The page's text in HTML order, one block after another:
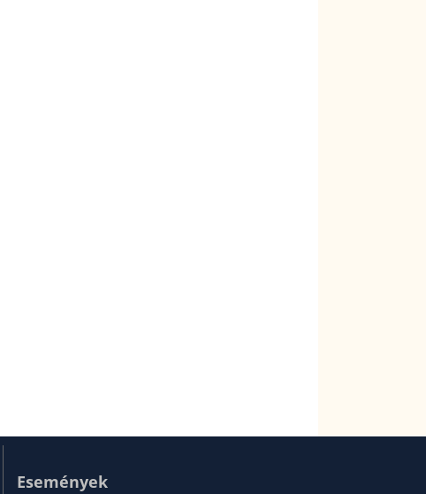
Események